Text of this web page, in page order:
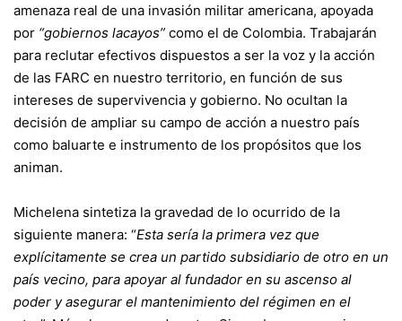
amenaza real de una invasión militar americana, apoyada
por “gobiernos lacayos” como el de Colombia. Trabajarán
para reclutar efectivos dispuestos a ser la voz y la acción
de las FARC en nuestro territorio, en función de sus
intereses de supervivencia y gobierno. No ocultan la
decisión de ampliar su campo de acción a nuestro país
como baluarte e instrumento de los propósitos que los
animan.
Michelena sintetiza la gravedad de lo ocurrido de la
siguiente manera: “Esta sería la primera vez que
explícitamente se crea un partido subsidiario de otro en un
país vecino, para apoyar al fundador en su ascenso al
poder y asegurar el mantenimiento del régimen en el